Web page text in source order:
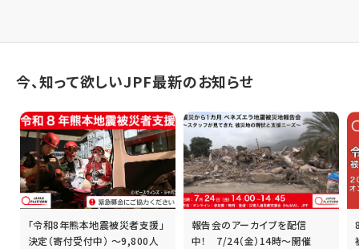
今、知って欲しいJPF最新のお知らせ
「令和8年熊本地震被災者支援」
決定（寄付受付中） ～9,800人
報告会のアーカイブを配信
中！ 7/24（金）14時～開催